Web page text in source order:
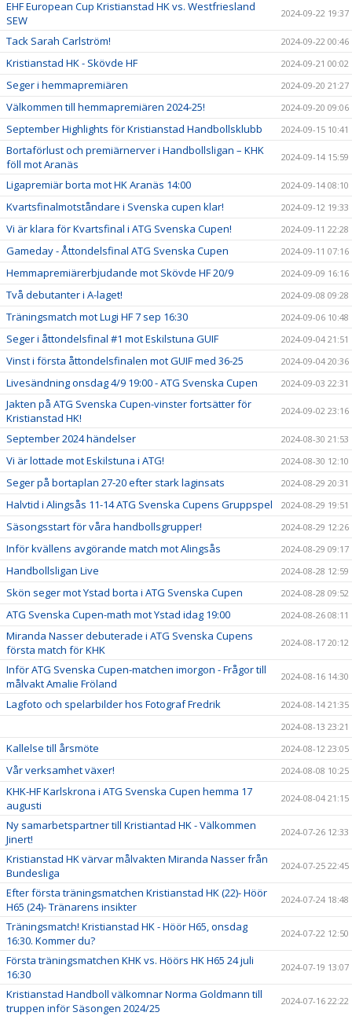
EHF European Cup Kristianstad HK vs. Westfriesland
SEW
2024-09-22 19:37
Tack Sarah Carlström! 2024-09-22 00:46
Kristianstad HK - Skövde HF 2024-09-21 00:02
Seger i hemmapremiären 2024-09-20 21:27
Välkommen till hemmapremiären 2024-25! 2024-09-20 09:06
September Highlights för Kristianstad Handbollsklubb 2024-09-15 10:41
Bortaförlust och premiärnerver i Handbollsligan – KHK
föll mot Aranäs
2024-09-14 15:59
Ligapremiär borta mot HK Aranäs 14:00 2024-09-14 08:10
Kvartsfinalmotståndare i Svenska cupen klar! 2024-09-12 19:33
Vi är klara för Kvartsfinal i ATG Svenska Cupen! 2024-09-11 22:28
Gameday - Åttondelsfinal ATG Svenska Cupen 2024-09-11 07:16
Hemmapremiärerbjudande mot Skövde HF 20/9 2024-09-09 16:16
Två debutanter i A-laget! 2024-09-08 09:28
Träningsmatch mot Lugi HF 7 sep 16:30 2024-09-06 10:48
Seger i åttondelsfinal #1 mot Eskilstuna GUIF 2024-09-04 21:51
Vinst i första åttondelsfinalen mot GUIF med 36-25 2024-09-04 20:36
Livesändning onsdag 4/9 19:00 - ATG Svenska Cupen 2024-09-03 22:31
Jakten på ATG Svenska Cupen-vinster fortsätter för
Kristianstad HK!
2024-09-02 23:16
September 2024 händelser 2024-08-30 21:53
Vi är lottade mot Eskilstuna i ATG! 2024-08-30 12:10
Seger på bortaplan 27-20 efter stark laginsats 2024-08-29 20:31
Halvtid i Alingsås 11-14 ATG Svenska Cupens Gruppspel 2024-08-29 19:51
Säsongsstart för våra handbollsgrupper! 2024-08-29 12:26
Inför kvällens avgörande match mot Alingsås 2024-08-29 09:17
Handbollsligan Live 2024-08-28 12:59
Skön seger mot Ystad borta i ATG Svenska Cupen 2024-08-28 09:52
ATG Svenska Cupen-math mot Ystad idag 19:00 2024-08-26 08:11
Miranda Nasser debuterade i ATG Svenska Cupens
första match för KHK
2024-08-17 20:12
Inför ATG Svenska Cupen-matchen imorgon - Frågor till
målvakt Amalie Fröland
2024-08-16 14:30
Lagfoto och spelarbilder hos Fotograf Fredrik
2024-08-14 21:35
2024-08-13 23:21
Kallelse till årsmöte 2024-08-12 23:05
Vår verksamhet växer! 2024-08-08 10:25
KHK-HF Karlskrona i ATG Svenska Cupen hemma 17
augusti
2024-08-04 21:15
Ny samarbetspartner till Kristiantad HK - Välkommen
Jinert!
2024-07-26 12:33
Kristianstad HK värvar målvakten Miranda Nasser från
Bundesliga
2024-07-25 22:45
Efter första träningsmatchen Kristianstad HK (22)- Höör
H65 (24)- Tränarens insikter
2024-07-24 18:48
Träningsmatch! Kristianstad HK - Höör H65, onsdag
16:30. Kommer du?
2024-07-22 12:50
Första träningsmatchen KHK vs. Höörs HK H65 24 juli
16:30
2024-07-19 13:07
Kristianstad Handboll välkomnar Norma Goldmann till
truppen inför Säsongen 2024/25
2024-07-16 22:22